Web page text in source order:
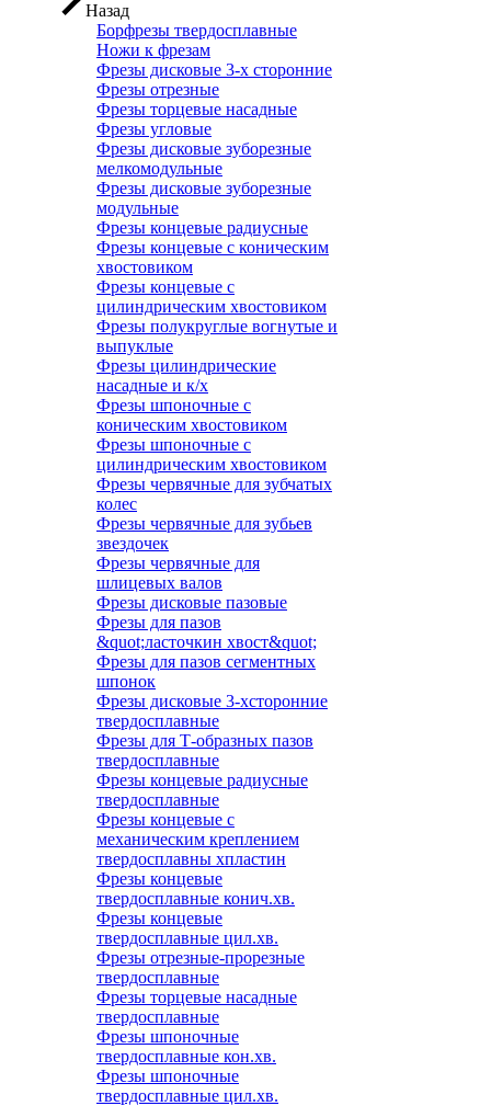
Назад
Борфрезы твердосплавные
Ножи к фрезам
Фрезы дисковые 3-х сторонние
Фрезы отрезные
Фрезы торцевые насадные
Фрезы угловые
Фрезы дисковые зуборезные
мелкомодульные
Фрезы дисковые зуборезные
модульные
Фрезы концевые радиусные
Фрезы концевые с коническим
хвостовиком
Фрезы концевые с
цилиндрическим хвостовиком
Фрезы полукруглые вогнутые и
выпуклые
Фрезы цилиндрические
насадные и к/х
Фрезы шпоночные с
коническим хвостовиком
Фрезы шпоночные с
цилиндрическим хвостовиком
Фрезы червячные для зубчатых
колес
Фрезы червячные для зубьев
звездочек
Фрезы червячные для
шлицевых валов
Фрезы дисковые пазовые
Фрезы для пазов
&quot;ласточкин хвост&quot;
Фрезы для пазов сегментных
шпонок
Фрезы дисковые 3-хсторонние
твердосплавные
Фрезы для Т-образных пазов
твердосплавные
Фрезы концевые радиусные
твердосплавные
Фрезы концевые с
механическим креплением
твердосплавны хпластин
Фрезы концевые
твердосплавные конич.хв.
Фрезы концевые
твердосплавные цил.хв.
Фрезы отрезные-прорезные
твердосплавные
Фрезы торцевые насадные
твердосплавные
Фрезы шпоночные
твердосплавные кон.хв.
Фрезы шпоночные
твердосплавные цил.хв.